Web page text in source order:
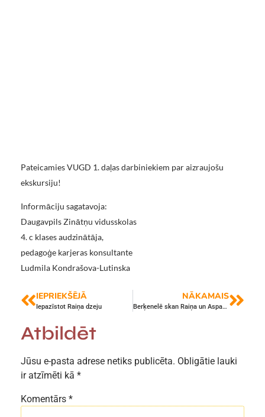
Pateicamies VUGD 1. daļas darbiniekiem par aizraujošu
ekskursiju!
Informāciju sagatavoja:
Daugavpils Zinātņu vidusskolas
4. c klases audzinātāja,
pedagoģe karjeras konsultante
Ludmila Kondrašova-Lutinska
IEPRIEKŠĒJĀ
Iepazīstot Raiņa dzeju
NĀKAMAIS
Berķenelē skan Raiņa un Aspazijas dzeja
Atbildēt
Jūsu e-pasta adrese netiks publicēta. Obligātie lauki
ir atzīmēti kā *
Komentārs *